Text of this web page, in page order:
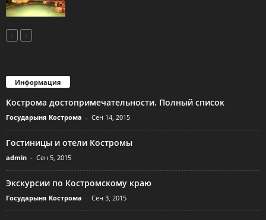
Информация
Кострома достопримечательности. Полный список
Государыня Кострома - Сен 14, 2015
Гостиницы и отели Костромы
admin - Сен 5, 2015
Экскурсии по Костромскому краю
Государыня Кострома - Сен 3, 2015